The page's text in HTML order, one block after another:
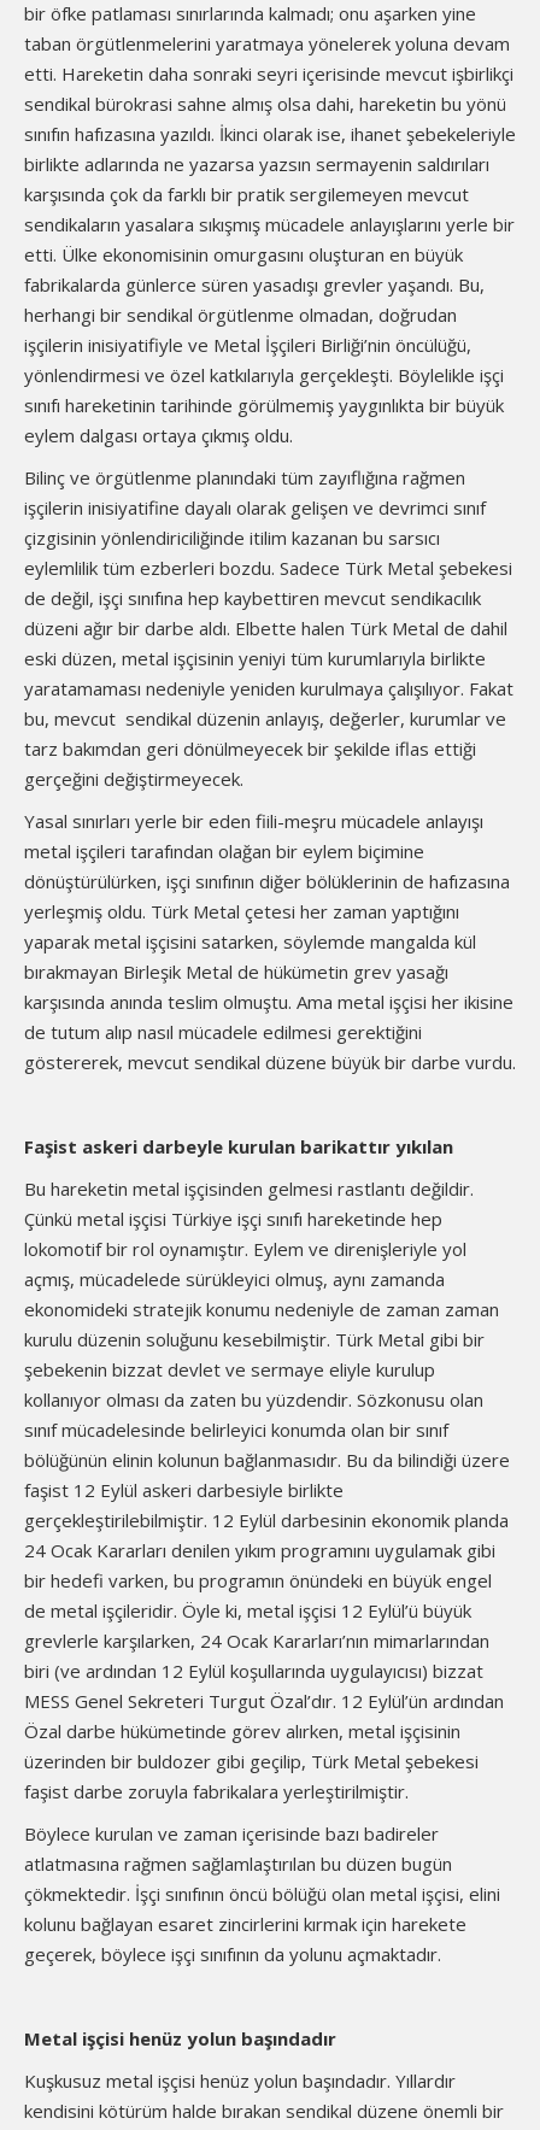
bir öfke patlaması sınırlarında kalmadı; onu aşarken yine
taban örgütlenmelerini yaratmaya yönelerek yoluna devam
etti. Hareketin daha sonraki seyri içerisinde mevcut işbirlikçi
sendikal bürokrasi sahne almış olsa dahi, hareketin bu yönü
sınıfın hafızasına yazıldı. İkinci olarak ise, ihanet şebekeleriyle
birlikte adlarında ne yazarsa yazsın sermayenin saldırıları
karşısında çok da farklı bir pratik sergilemeyen mevcut
sendikaların yasalara sıkışmış mücadele anlayışlarını yerle bir
etti. Ülke ekonomisinin omurgasını oluşturan en büyük
fabrikalarda günlerce süren yasadışı grevler yaşandı. Bu,
herhangi bir sendikal örgütlenme olmadan, doğrudan
işçilerin inisiyatifiyle ve Metal İşçileri Birliği’nin öncülüğü,
yönlendirmesi ve özel katkılarıyla gerçekleşti. Böylelikle işçi
sınıfı hareketinin tarihinde görülmemiş yaygınlıkta bir büyük
eylem dalgası ortaya çıkmış oldu.
Bilinç ve örgütlenme planındaki tüm zayıflığına rağmen
işçilerin inisiyatifine dayalı olarak gelişen ve devrimci sınıf
çizgisinin yönlendiriciliğinde itilim kazanan bu sarsıcı
eylemlilik tüm ezberleri bozdu. Sadece Türk Metal şebekesi
de değil, işçi sınıfına hep kaybettiren mevcut sendikacılık
düzeni ağır bir darbe aldı. Elbette halen Türk Metal de dahil
eski düzen, metal işçisinin yeniyi tüm kurumlarıyla birlikte
yaratamaması nedeniyle yeniden kurulmaya çalışılıyor. Fakat
bu, mevcut sendikal düzenin anlayış, değerler, kurumlar ve
tarz bakımdan geri dönülmeyecek bir şekilde iflas ettiği
gerçeğini değiştirmeyecek.
Yasal sınırları yerle bir eden fiili-meşru mücadele anlayışı
metal işçileri tarafından olağan bir eylem biçimine
dönüştürülürken, işçi sınıfının diğer bölüklerinin de hafızasına
yerleşmiş oldu. Türk Metal çetesi her zaman yaptığını
yaparak metal işçisini satarken, söylemde mangalda kül
bırakmayan Birleşik Metal de hükümetin grev yasağı
karşısında anında teslim olmuştu. Ama metal işçisi her ikisine
de tutum alıp nasıl mücadele edilmesi gerektiğini
göstererek, mevcut sendikal düzene büyük bir darbe vurdu.
Faşist askeri darbeyle kurulan barikattır yıkılan
Bu hareketin metal işçisinden gelmesi rastlantı değildir.
Çünkü metal işçisi Türkiye işçi sınıfı hareketinde hep
lokomotif bir rol oynamıştır. Eylem ve direnişleriyle yol
açmış, mücadelede sürükleyici olmuş, aynı zamanda
ekonomideki stratejik konumu nedeniyle de zaman zaman
kurulu düzenin soluğunu kesebilmiştir. Türk Metal gibi bir
şebekenin bizzat devlet ve sermaye eliyle kurulup
kollanıyor olması da zaten bu yüzdendir. Sözkonusu olan
sınıf mücadelesinde belirleyici konumda olan bir sınıf
bölüğünün elinin kolunun bağlanmasıdır. Bu da bilindiği üzere
faşist 12 Eylül askeri darbesiyle birlikte
gerçekleştirilebilmiştir. 12 Eylül darbesinin ekonomik planda
24 Ocak Kararları denilen yıkım programını uygulamak gibi
bir hedefi varken, bu programın önündeki en büyük engel
de metal işçileridir. Öyle ki, metal işçisi 12 Eylül’ü büyük
grevlerle karşılarken, 24 Ocak Kararları’nın mimarlarından
biri (ve ardından 12 Eylül koşullarında uygulayıcısı) bizzat
MESS Genel Sekreteri Turgut Özal’dır. 12 Eylül’ün ardından
Özal darbe hükümetinde görev alırken, metal işçisinin
üzerinden bir buldozer gibi geçilip, Türk Metal şebekesi
faşist darbe zoruyla fabrikalara yerleştirilmiştir.
Böylece kurulan ve zaman içerisinde bazı badireler
atlatmasına rağmen sağlamlaştırılan bu düzen bugün
çökmektedir. İşçi sınıfının öncü bölüğü olan metal işçisi, elini
kolunu bağlayan esaret zincirlerini kırmak için harekete
geçerek, böylece işçi sınıfının da yolunu açmaktadır.
Metal işçisi henüz yolun başındadır
Kuşkusuz metal işçisi henüz yolun başındadır. Yıllardır
kendisini kötürüm halde bırakan sendikal düzene önemli bir